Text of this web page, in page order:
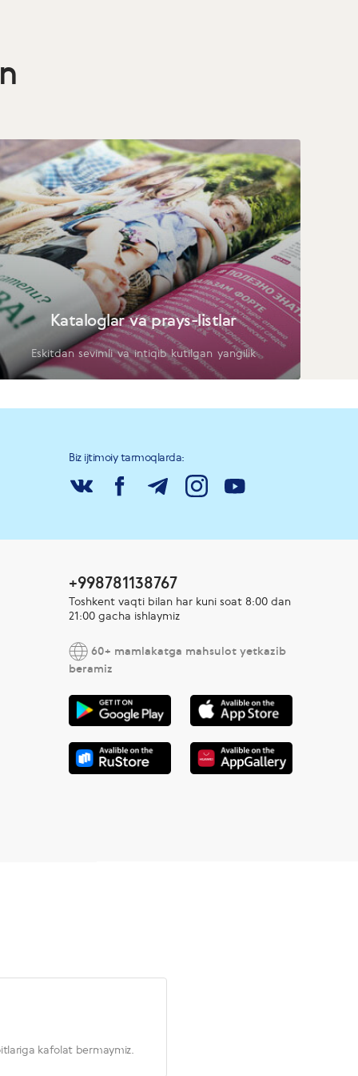
Kataloglar va prays-listlar
Eskitdan sevimli va intiqib kutilgan yangilik
Biz ijtimoiy tarmoqlarda:
+998781138767
Toshkent vaqti bilan har kuni soat 8:00 dan
21:00 gacha ishlaymiz
60+ mamlakatga mahsulot yetkazib
beramiz
kafolat bermaymiz.